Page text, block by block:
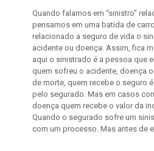
Quando falamos em “sinistro”
pensamos em uma batida de
relacionado a seguro de vida o
acidente ou doença. Assim, fica
aqui o sinistrado é a pessoa que
quem sofreu o acidente, doença
de morte, quem recebe o seguro
pelo segurado. Mas em casos
doença quem recebe o valor da
Quando o segurado sofre um
com um processo. Mas antes de